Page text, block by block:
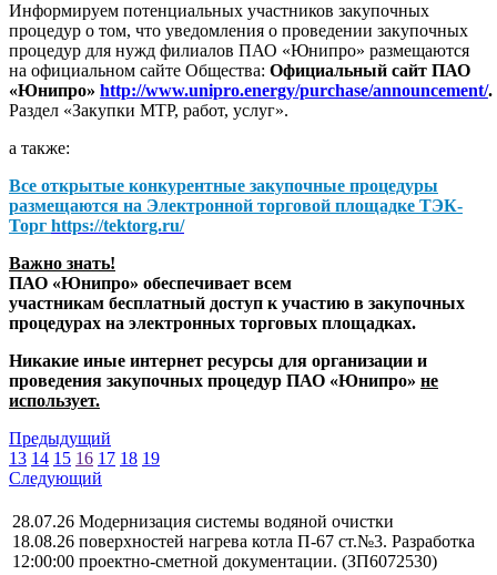
Информируем потенциальных участников закупочных
процедур о том, что уведомления о проведении закупочных
процедур для нужд филиалов ПАО «Юнипро» размещаются
на официальном сайте Общества: Официальный сайт ПАО
«Юнипро» http://www.unipro.energy/purchase/announcement/.
Раздел «Закупки МТР, работ, услуг».
а также:
Все открытые конкурентные закупочные процедуры
размещаются на Электронной торговой площадке ТЭК-
Торг https://tektorg.ru/
Важно знать!
ПАО «Юнипро» обеспечивает всем
участникам бесплатный доступ к участию в закупочных
процедурах на электронных торговых площадках.
Никакие иные интернет ресурсы для организации и
проведения закупочных процедур ПАО «Юнипро» не
использует.
Предыдущий
13 14 15 16 17 18 19
Следующий
28.07.26
18.08.26
12:00:00
Модернизация системы водяной очистки
поверхностей нагрева котла П-67 ст.№3. Разработка
проектно-сметной документации. (ЗП6072530)